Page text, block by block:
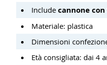
Include cannone
Materiale: plastica
Dimensioni
Età consigliata: dai 4